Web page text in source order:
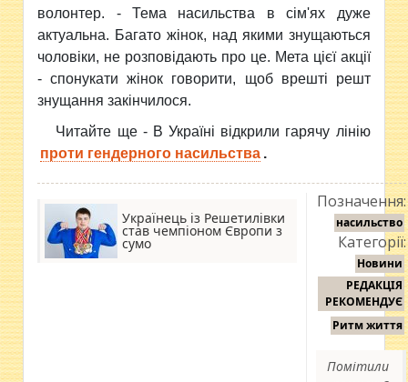
волонтер. - Тема насильства в сім'ях дуже
актуальна. Багато жінок, над якими знущаються
чоловіки, не розповідають про це. Мета цієї акції
- спонукати жінок говорити, щоб врешті решт
знущання закінчилося.
Читайте ще - В Україні відкрили гарячу лінію
проти гендерного насильства .
Українець із Решетилівки
став чемпіоном Європи з
сумо
Позначення:
насильство
Категорії:
Новини
РЕДАКЦІЯ
РЕКОМЕНДУЄ
Ритм життя
Помітили